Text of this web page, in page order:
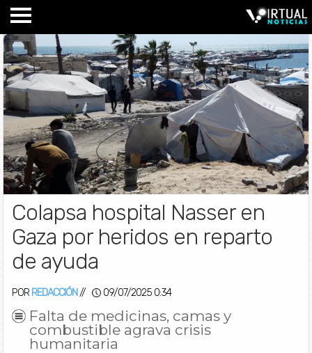
Colapsa hospital Nasser en
Gaza por heridos en reparto
de ayuda
POR REDACCIÓN // 09/07/2025 0:34
Falta de medicinas, camas y
combustible agrava crisis
humanitaria